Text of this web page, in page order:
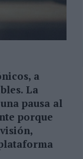
a
La
pausa al
porque